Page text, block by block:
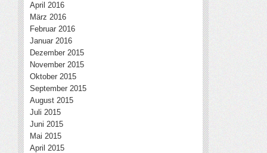
April 2016
März 2016
Februar 2016
Januar 2016
Dezember 2015
November 2015
Oktober 2015
September 2015
August 2015
Juli 2015
Juni 2015
Mai 2015
April 2015